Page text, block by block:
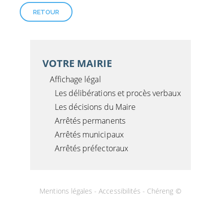
RETOUR
VOTRE MAIRIE
Affichage légal
Les délibérations et procès verbaux
Les décisions du Maire
Arrêtés permanents
Arrêtés municipaux
Arrêtés préfectoraux
Mentions légales -Accessibilités - Chéreng ©